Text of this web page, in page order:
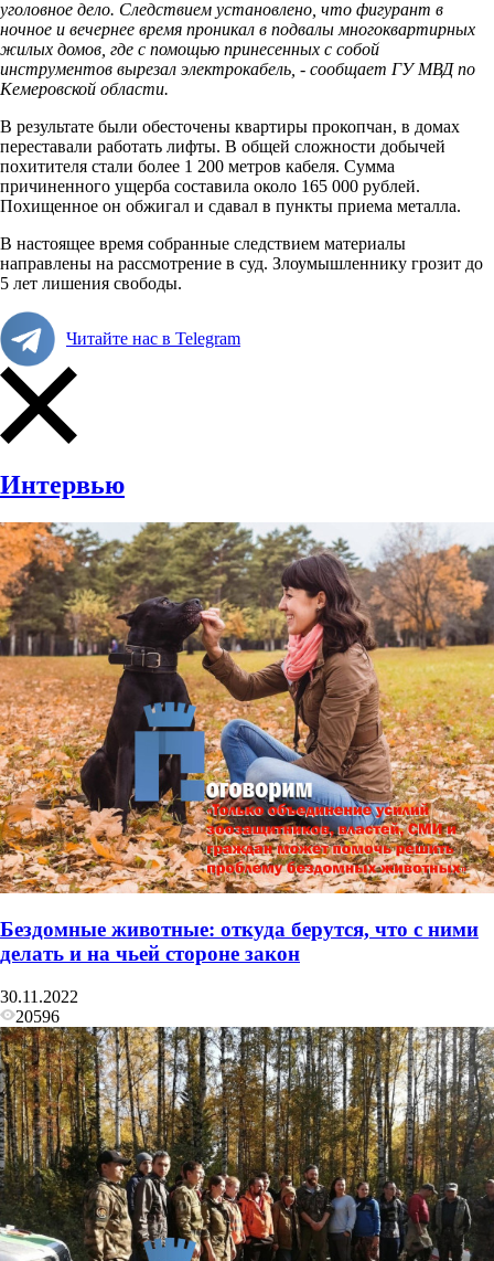
уголовное дело. Следствием установлено, что фигурант в
ночное и вечернее время проникал в подвалы многоквартирных
жилых домов, где с помощью принесенных с собой
инструментов вырезал электрокабель, - сообщает ГУ МВД по
Кемеровской области.
В результате были обесточены квартиры прокопчан, в домах
переставали работать лифты. В общей сложности добычей
похитителя стали более 1 200 метров кабеля. Сумма
причиненного ущерба составила около 165 000 рублей.
Похищенное он обжигал и сдавал в пункты приема металла.
В настоящее время собранные следствием материалы
направлены на рассмотрение в суд. Злоумышленнику грозит до
5 лет лишения свободы.
Читайте нас в Telegram
Интервью
Бездомные животные: откуда берутся, что с ними
делать и на чьей стороне закон
30.11.2022
20596